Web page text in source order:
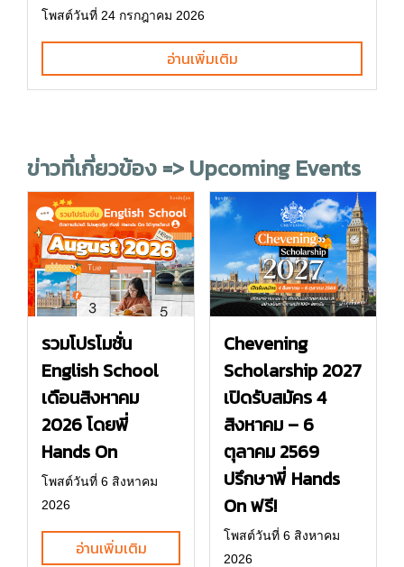
โพสต์วันที่ 24 กรกฎาคม 2026
อ่านเพิ่มเติม
ข่าวที่เกี่ยวข้อง => Upcoming Events
รวมโปรโมชั่น
English School
เดือนสิงหาคม
2026 โดยพี่
Hands On
โพสต์วันที่ 6 สิงหาคม
2026
อ่านเพิ่มเติม
Chevening
Scholarship 2027
เปิดรับสมัคร 4
สิงหาคม – 6
ตุลาคม 2569
ปรึกษาพี่ Hands
On ฟรี!
โพสต์วันที่ 6 สิงหาคม
2026